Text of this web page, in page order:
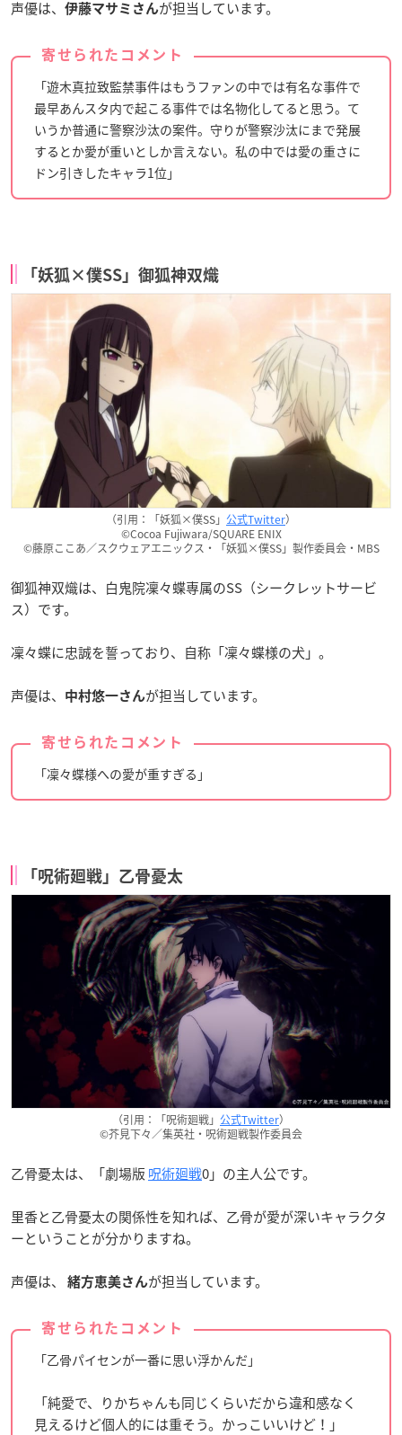
声優は、 伊藤マサミさんが担当しています。
寄せられたコメント
「遊木真拉致監禁事件はもうファンの中では有名な事件で
最早あんスタ内で起こる事件では名物化してると思う。て
いうか普通に警察沙汰の案件。守りが警察沙汰にまで発展
するとか愛が重いとしか言えない。私の中では愛の重さに
ドン引きしたキャラ1位」
「妖狐×僕SS」御狐神双熾
（引用：「妖狐×僕SS」 公式Twitter）
©Cocoa Fujiwara/SQUARE ENIX
©藤原ここあ／スクウェアエニックス・「妖狐×僕SS」製作委員会・MBS
御狐神双熾は、白鬼院凜々蝶専属のSS（シークレットサービ
ス）です。
凜々蝶に忠誠を誓っており、自称「凜々蝶様の犬」。
声優は、 中村悠一さんが担当しています。
寄せられたコメント
「凜々蝶様への愛が重すぎる」
「呪術廻戦」乙骨憂太
（引用：「呪術廻戦」 公式Twitter）
©芥見下々／集英社・呪術廻戦製作委員会
乙骨憂太は、「劇場版 呪術廻戦0」の主人公です。
里香と乙骨憂太の関係性を知れば、乙骨が愛が深いキャラクタ
ーということが分かりますね。
声優は、 緒方恵美さんが担当しています。
寄せられたコメント
「乙骨パイセンが一番に思い浮かんだ」
「純愛で、りかちゃんも同じくらいだから違和感なく
見えるけど個人的には重そう。かっこいいけど！」